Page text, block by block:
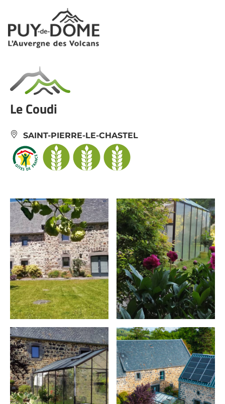
Panneau de gestion des cookies
Le Coudi
SAINT-PIERRE-LE-CHASTEL